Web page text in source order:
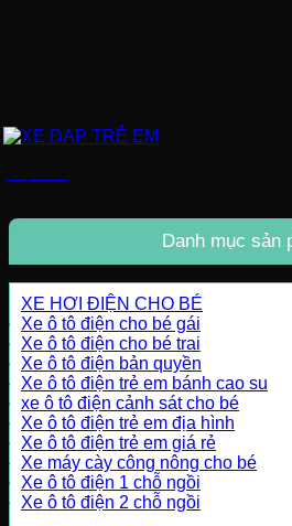
Danh mục sản
XE HƠI ĐIỆN CHO BÉ
Xe ô tô điện cho bé gái
Xe ô tô điện cho bé trai
Xe ô tô điện bản quyền
Xe ô tô điện trẻ em bánh cao su
xe ô tô điện cảnh sát cho bé
Xe ô tô điện trẻ em địa hình
Xe ô tô điện trẻ em giá rẻ
Xe máy cày công nông cho bé
Xe ô tô điện 1 chỗ ngồi
Xe ô tô điện 2 chỗ ngồi